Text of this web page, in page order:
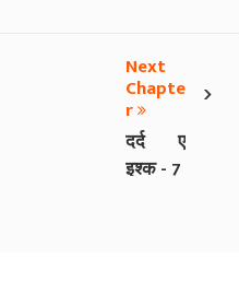
›
Next
Chapte
r
दर्द ए
इश्क - 7